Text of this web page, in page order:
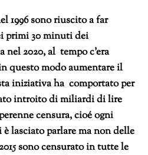
1996 sono riuscito a far
primi 30 minuti dei
2020, al tempo c’era
questo modo aumentare il
iniziativa ha comportato per
introito di miliardi di lire
censura, cioé ogni
lasciato parlare ma non delle
sono censurato in tutte le